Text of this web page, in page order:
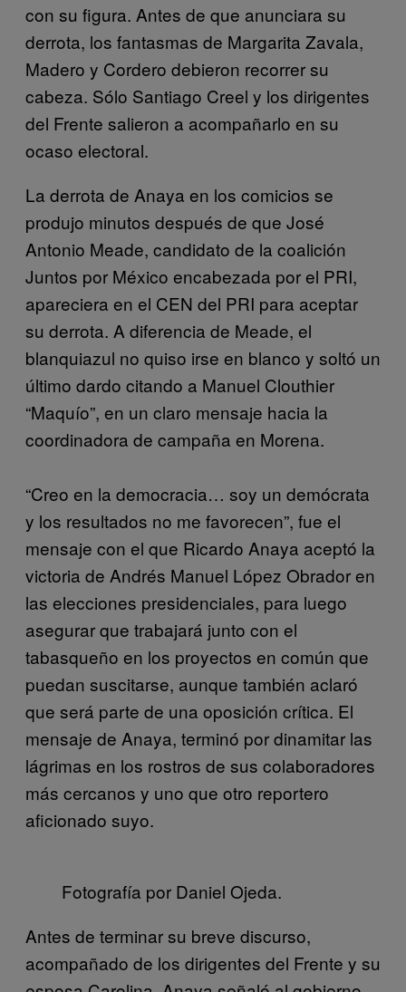
con su figura. Antes de que anunciara su
derrota, los fantasmas de Margarita Zavala,
Madero y Cordero debieron recorrer su
cabeza. Sólo Santiago Creel y los dirigentes
del Frente salieron a acompañarlo en su
ocaso electoral.
La derrota de Anaya en los comicios se
produjo minutos después de que José
Antonio Meade, candidato de la coalición
Juntos por México encabezada por el PRI,
apareciera en el CEN del PRI para aceptar
su derrota. A diferencia de Meade, el
blanquiazul no quiso irse en blanco y soltó un
último dardo citando a Manuel Clouthier
“Maquío”, en un claro mensaje hacia la
coordinadora de campaña en Morena.
“Creo en la democracia… soy un demócrata
y los resultados no me favorecen”, fue el
mensaje con el que Ricardo Anaya aceptó la
victoria de Andrés Manuel López Obrador en
las elecciones presidenciales, para luego
asegurar que trabajará junto con el
tabasqueño en los proyectos en común que
puedan suscitarse, aunque también aclaró
que será parte de una oposición crítica. El
mensaje de Anaya, terminó por dinamitar las
lágrimas en los rostros de sus colaboradores
más cercanos y uno que otro reportero
aficionado suyo.
Fotografía por Daniel Ojeda.
Antes de terminar su breve discurso,
acompañado de los dirigentes del Frente y su